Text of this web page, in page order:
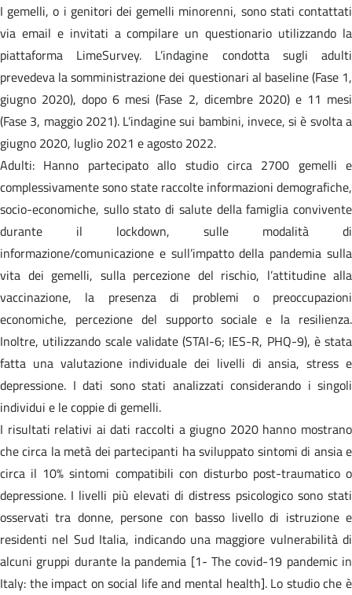
I gemelli, o i genitori dei gemelli minorenni, sono stati contattati
via email e invitati a compilare un questionario utilizzando la
piattaforma LimeSurvey. L’indagine condotta sugli adulti
prevedeva la somministrazione dei questionari al baseline (Fase 1,
giugno 2020), dopo 6 mesi (Fase 2, dicembre 2020) e 11 mesi
(Fase 3, maggio 2021). L’indagine sui bambini, invece, si è svolta a
giugno 2020, luglio 2021 e agosto 2022.
Adulti: Hanno partecipato allo studio circa 2700 gemelli e
complessivamente sono state raccolte informazioni demografiche,
socio-economiche, sullo stato di salute della famiglia convivente
durante il lockdown, sulle modalità di
informazione/comunicazione e sull’impatto della pandemia sulla
vita dei gemelli, sulla percezione del rischio, l’attitudine alla
vaccinazione, la presenza di problemi o preoccupazioni
economiche, percezione del supporto sociale e la resilienza.
Inoltre, utilizzando scale validate (STAI-6; IES-R, PHQ-9), è stata
fatta una valutazione individuale dei livelli di ansia, stress e
depressione. I dati sono stati analizzati considerando i singoli
individui e le coppie di gemelli.
I risultati relativi ai dati raccolti a giugno 2020 hanno mostrano
che circa la metà dei partecipanti ha sviluppato sintomi di ansia e
circa il 10% sintomi compatibili con disturbo post-traumatico o
depressione. I livelli più elevati di distress psicologico sono stati
osservati tra donne, persone con basso livello di istruzione e
residenti nel Sud Italia, indicando una maggiore vulnerabilità di
alcuni gruppi durante la pandemia [1- The covid-19 pandemic in
Italy: the impact on social life and mental health]. Lo studio che è